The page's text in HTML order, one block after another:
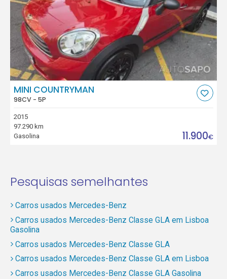
MINI COUNTRYMAN
98CV - 5P
2015
97.290 km
Gasolina
11.900€
Pesquisas semelhantes
Carros usados Mercedes-Benz
Carros usados Mercedes-Benz Classe GLA em Lisboa
Gasolina
Carros usados Mercedes-Benz Classe GLA
Carros usados Mercedes-Benz Classe GLA em Lisboa
Carros usados Mercedes-Benz Classe GLA Gasolina